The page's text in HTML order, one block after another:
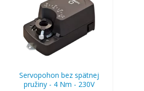
Servopohon bez spätnej
pružiny - 4 Nm - 230V